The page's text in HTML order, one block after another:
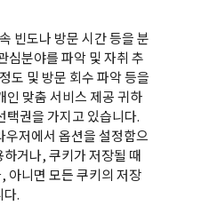
빈도나 방문 시간 등을 분
심분야를 파악 및 자취 추
도 및 방문 회수 파악 등을
인 맞춤 서비스 제공 귀하
택권을 가지고 있습니다.
우저에서 옵션을 설정함으
거나, 쿠키가 저장될 때
아니면 모든 쿠키의 저장
다.